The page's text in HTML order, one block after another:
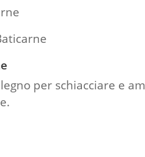
per schiacciare e